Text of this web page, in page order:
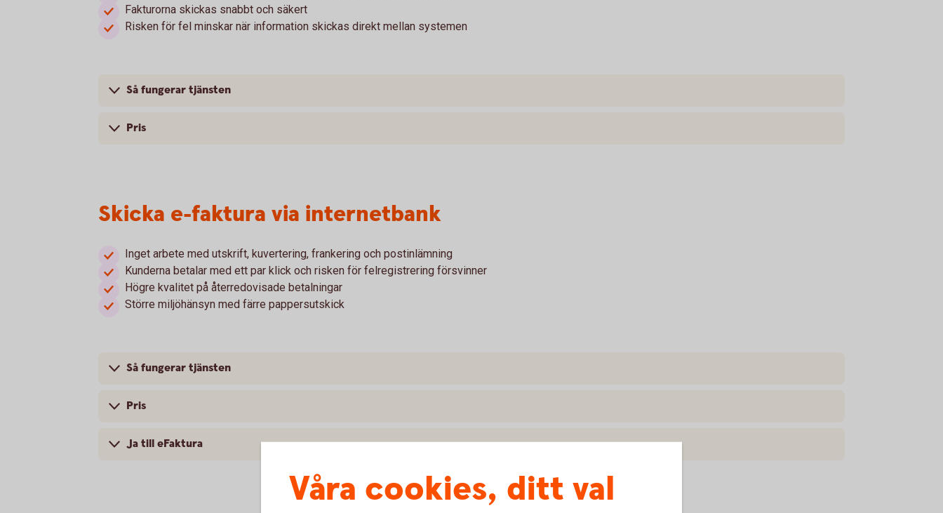
Fakturorna skickas snabbt och säkert
Risken för fel minskar när information skickas direkt mellan systemen
Så fungerar tjänsten
Pris
Skicka e-faktura via internetbank
Inget arbete med utskrift, kuvertering, frankering och postinlämning
Kunderna betalar med ett par klick och risken för felregistrering försvinner
Högre kvalitet på återredovisade betalningar
Större miljöhänsyn med färre pappersutskick
Så fungerar tjänsten
Pris
Ja till eFaktura
Våra cookies, ditt val